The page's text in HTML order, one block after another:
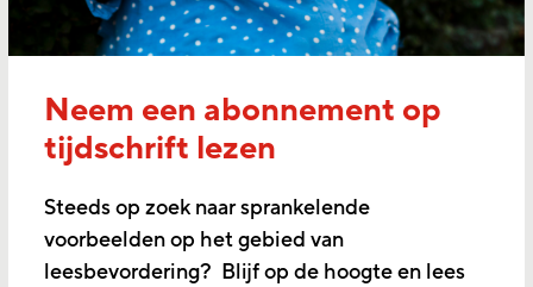
Neem een abonnement op
tijdschrift lezen
Steeds op zoek naar sprankelende
voorbeelden op het gebied van
leesbevordering? Blijf op de hoogte en lees